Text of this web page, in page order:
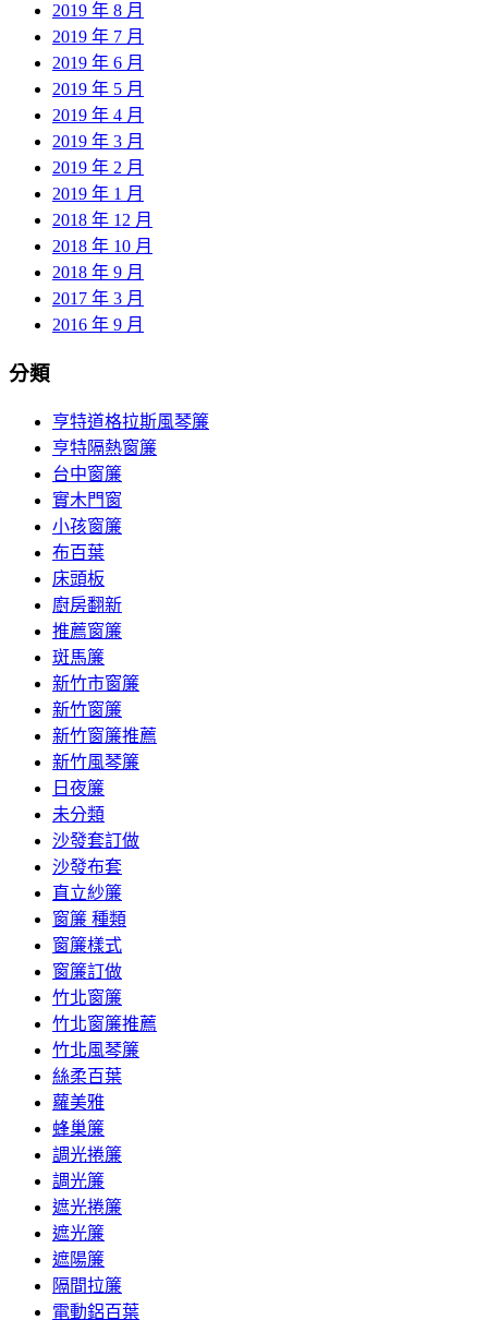
2019 年 8 月
2019 年 7 月
2019 年 6 月
2019 年 5 月
2019 年 4 月
2019 年 3 月
2019 年 2 月
2019 年 1 月
2018 年 12 月
2018 年 10 月
2018 年 9 月
2017 年 3 月
2016 年 9 月
分類
亨特道格拉斯風琴簾
亨特隔熱窗簾
台中窗簾
實木門窗
小孩窗簾
布百葉
床頭板
廚房翻新
推薦窗簾
斑馬簾
新竹市窗簾
新竹窗簾
新竹窗簾推薦
新竹風琴簾
日夜簾
未分類
沙發套訂做
沙發布套
直立紗簾
窗簾 種類
窗簾樣式
窗簾訂做
竹北窗簾
竹北窗簾推薦
竹北風琴簾
絲柔百葉
蘿美雅
蜂巢簾
調光捲簾
調光簾
遮光捲簾
遮光簾
遮陽簾
隔間拉簾
電動鋁百葉